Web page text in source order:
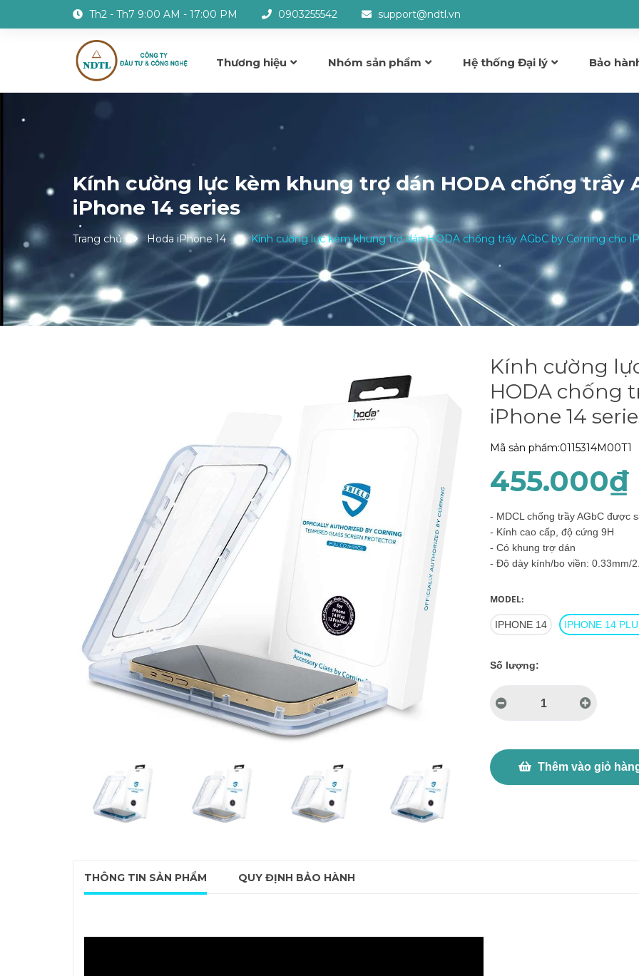
Th2 - Th7 9:00 AM - 17:00 PM 0903255542 support@ndtl.vn
Thương hiệu Nhóm sản phẩm Hệ thống Đại lý Bảo
Kính cường lực kèm khung trợ dán HODA chống trầy
iPhone 14 series
Trang chủ Hoda iPhone 14 Kính cường lực kèm khung trợ dán HODA chống trầy AGbC by Corning cho
Kính cường
HODA chống
iPhone 14
Mã sản phẩm:0115314M00T1
455.000₫
- MDCL chống trầy AGbC được
- Kính cao cấp, độ cứng 9H
- Có khung trợ dán
- Độ dày kính/bo viền: 0.33mm/
MODEL:
IPHONE 14 IPHONE 14
Số lượng:
Thêm vào giỏ
THÔNG TIN SẢN PHẨM QUY ĐỊNH BẢO HÀNH